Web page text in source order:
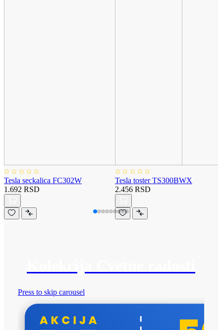
Tesla seckalica FC302W
1.692 RSD
Tesla toster TS300BWX
2.456 RSD
Press to skip carousel